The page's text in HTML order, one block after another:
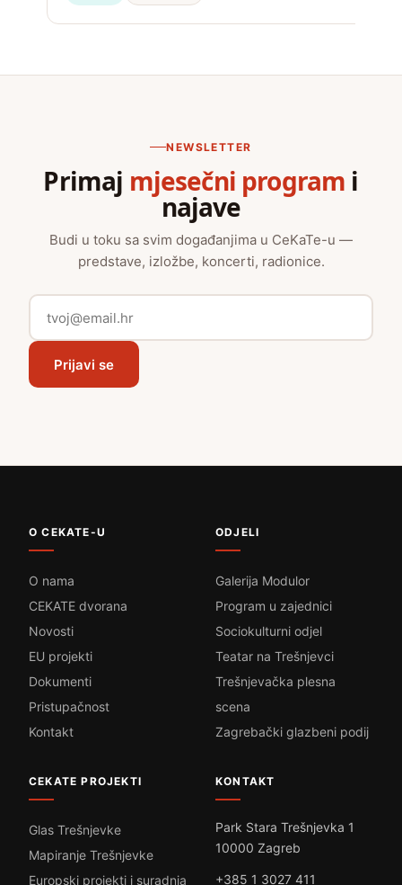
NEWSLETTER
Primaj mjesečni program i
najave
Budi u toku sa svim događanjima u CeKaTe-u —
predstave, izložbe, koncerti, radionice.
Prijavi se
O CEKATE-U
O nama
CEKATE dvorana
Novosti
EU projekti
Dokumenti
Pristupačnost
Kontakt
ODJELI
Galerija Modulor
Program u zajednici
Sociokulturni odjel
Teatar na Trešnjevci
Trešnjevačka plesna
scena
Zagrebački glazbeni podij
CEKATE PROJEKTI
Glas Trešnjevke
Mapiranje Trešnjevke
Europski projekti i suradnja
KONTAKT
Park Stara Trešnjevka 1
10000 Zagreb
+385 1 3027 411